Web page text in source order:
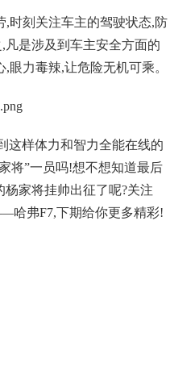
,时刻关注车主的驾驶状态,防
凡是涉及到车主安全方面的
眼力毒辣,让危险无机可乘。
这样体力和智力全能在线的
将”一员吗!想不想知道最后
家将挂帅出征了呢?关注
哈弗F7,下期给你更多精彩!